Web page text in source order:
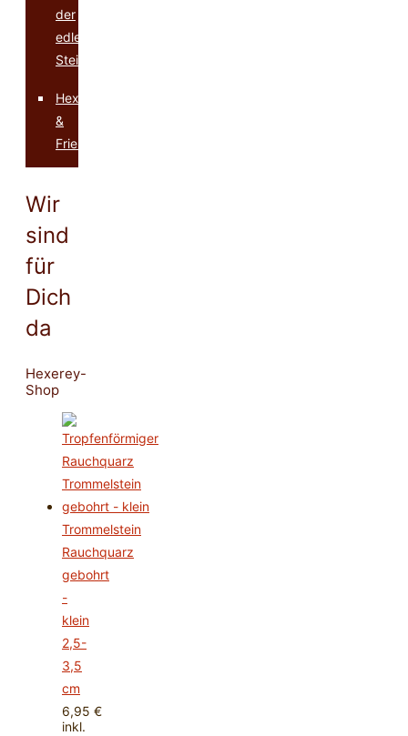
der
edlen
Steine
Hexerey
&
Friends
Wir
sind
für
Dich
da
Hexerey-
Shop
Trommelstein
Rauchquarz
gebohrt
-
klein
2,5-
3,5
cm
6,95 €
inkl.